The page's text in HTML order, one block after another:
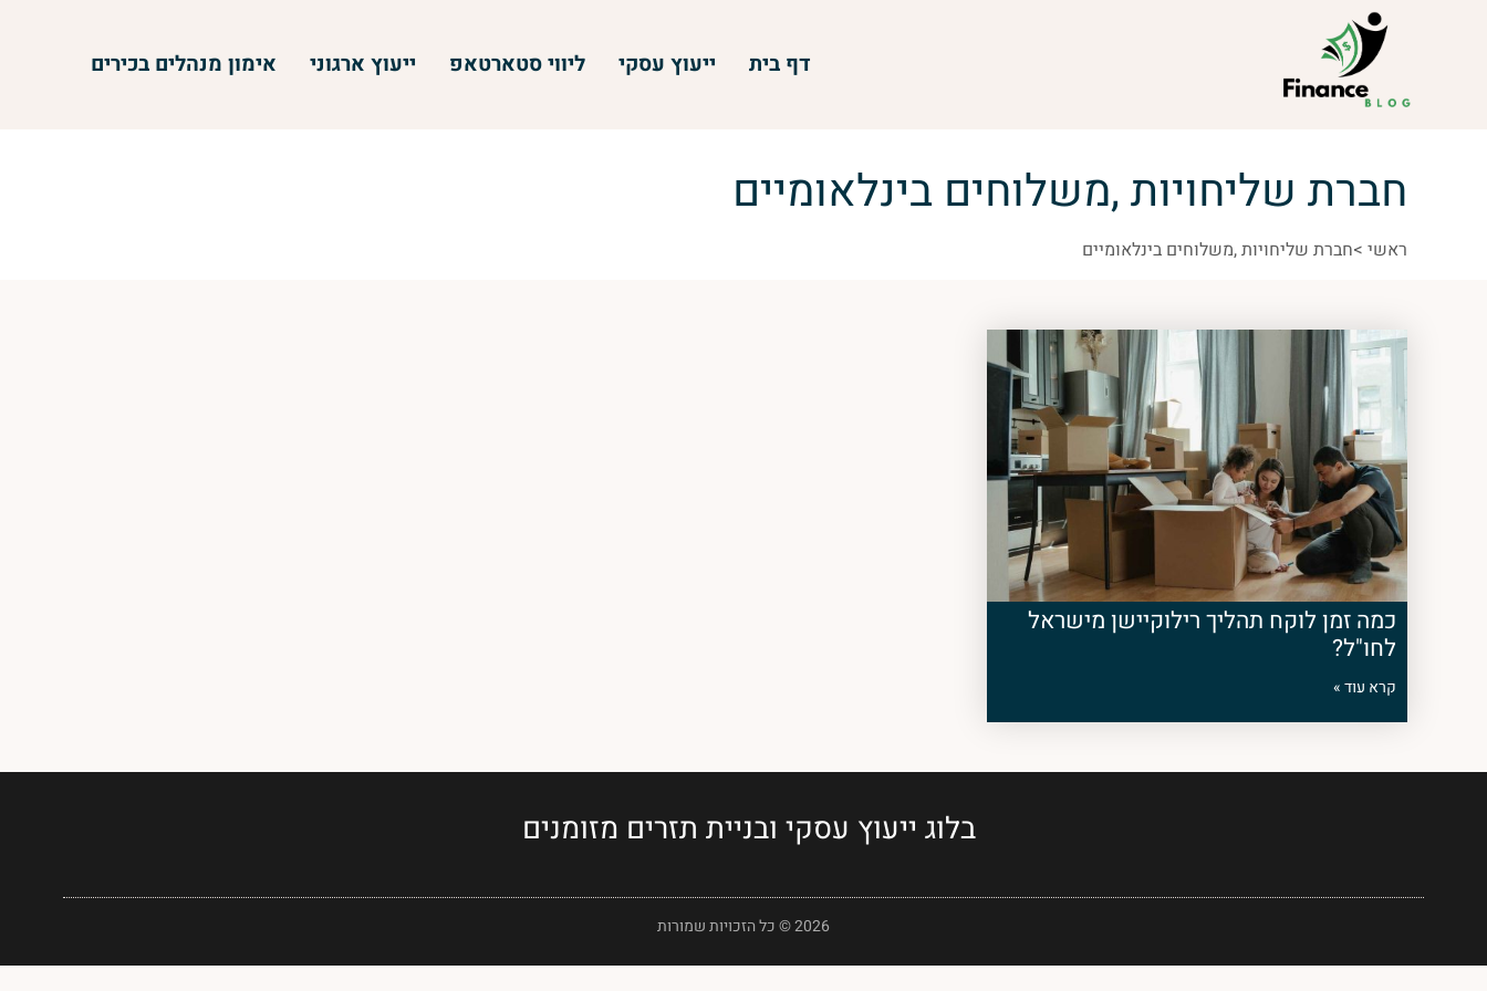
דף בית ייעוץ עסקי ליווי סטארטאפ ייעוץ ארגוני אימון מנהלים בכירים
חברת שליחויות ,משלוחים בינלאומיים
ראשי >חברת שליחויות ,משלוחים בינלאומיים
כמה זמן לוקח תהליך רילוקיישן מישראל
לחו"ל?
קרא עוד »
בלוג ייעוץ עסקי ובניית תזרים מזומנים
2026 © כל הזכויות שמורות